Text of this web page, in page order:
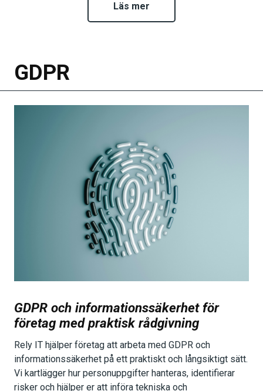
Läs mer
GDPR
GDPR och informationssäkerhet för
företag med praktisk rådgivning
Rely IT hjälper företag att arbeta med GDPR och
informationssäkerhet på ett praktiskt och långsiktigt sätt.
Vi kartlägger hur personuppgifter hanteras, identifierar
risker och hjälper er att införa tekniska och